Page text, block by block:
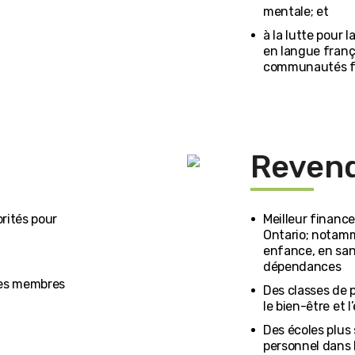
mentale; et
à la lutte pour
en langue
communautés
pour
membres
Meilleur
Ontario;
enfance, en
dépendances
Des classes de
le bien-être et
Des écoles
personnel dans